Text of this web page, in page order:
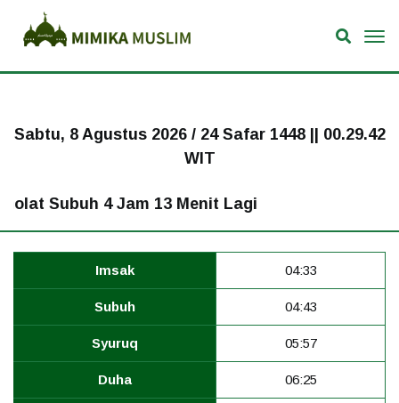
Sabtu, 8 Agustus 2026 / 24 Safar 1448 || 00.29.43
WIT
Subuh 4 Jam 13 Menit Lagi
Imsak 04:33
Subuh 04:43
Syuruq 05:57
Duha 06:25